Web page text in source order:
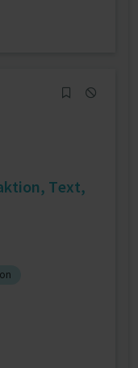
Text,